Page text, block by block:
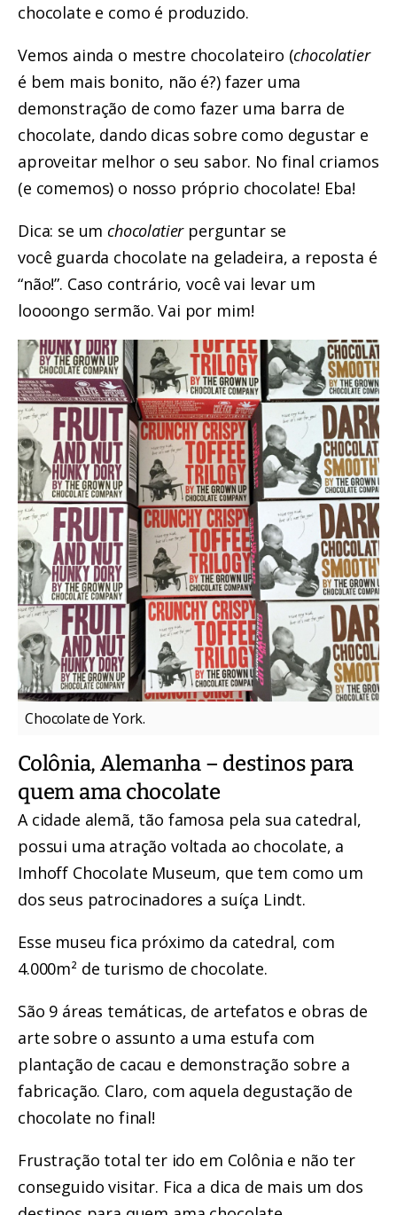
chocolate e como é produzido.
Vemos ainda o mestre chocolateiro (chocolatier
é bem mais bonito, não é?) fazer uma
demonstração de como fazer uma barra de
chocolate, dando dicas sobre como degustar e
aproveitar melhor o seu sabor. No final criamos
(e comemos) o nosso próprio chocolate! Eba!
Dica: se umchocolatierperguntar se
você guarda chocolate na geladeira, a reposta é
“não!”. Caso contrário, você vai levar um
loooongo sermão. Vai por mim!
Chocolate de York.
Colônia, Alemanha – destinos para
quem ama chocolate
A cidade alemã, tão famosa pela sua catedral,
possui uma atração voltada ao chocolate, a
Imhoff Chocolate Museum, que tem como um
dos seus patrocinadores a suíça Lindt.
Esse museu fica próximo da catedral, com
4.000m² de turismo de chocolate.
São 9 áreas temáticas, de artefatos e obras de
arte sobre o assunto a uma estufa com
plantação de cacau e demonstração sobre a
fabricação. Claro, com aquela degustação de
chocolate no final!
Frustração total ter ido em Colônia e não ter
conseguido visitar. Fica a dica de mais um dos